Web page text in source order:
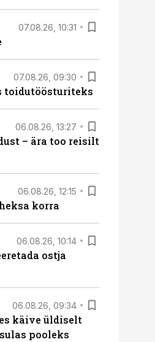
07.08.26, 10:31
07.08.26, 09:30
toidutöösturiteks
06.08.26, 13:27
– ära too reisilt
06.08.26, 12:15
korra
06.08.26, 10:14
ostja
06.08.26, 09:34
käive üldiselt
pooleks